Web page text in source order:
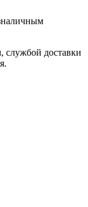
службой доставки